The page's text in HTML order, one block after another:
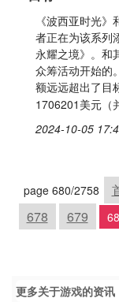
《波西亚时光
者正在为该系列
永耀之境》。和
众筹活动开始的
额远远超出了目
1706201美元（
2024-10-05
page 680/2758
678
679
更多关于游戏的资讯